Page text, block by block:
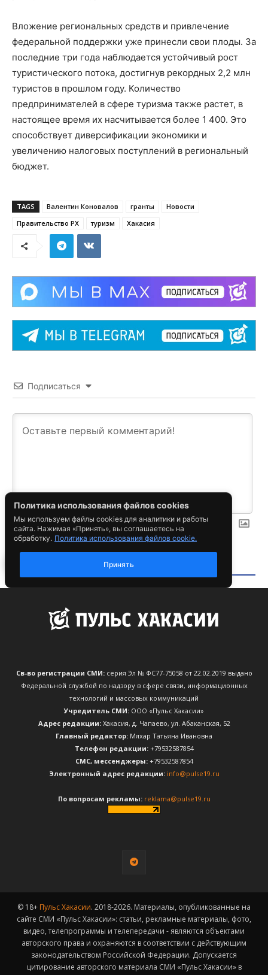
Св-во регистрации СМИ:серия Эл № ФС77-75058 от 22.02.2019 выдано
Федеральной службой по надзору в сфере связи, информационных
технологий и массовых коммуникаций
Учредитель СМИ: ООО «Пульс Хакасии»
Адрес редакции:Хакасия, д. Чапаево, ул. Абаканская, 52
Главный редактор: Мяхар Татьяна Ивановна
Телефон редакции:+79532587854
CМС, мессенджеры:+79532587854
Электронный адрес редакции: info@pulse19.ru
По вопросам рекламы: reklama@pulse19.ru
© 18+ Пульс Хакасии. 2018-2026. Материалы, опубликованные на
сайте СМИ «Пульс Хакасии»: статьи, рекламные материалы, фото,
видео, телепрограммы и телепередачи - являются объектами
авторского права и охраняются в соответствии с действующим
законодательством Российской Федерации. Допускается
цитирование авторского материала СМИ «Пульс Хакасии» в